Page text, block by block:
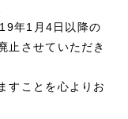
年1月4日以降の
止させていただき
すことを心よりお